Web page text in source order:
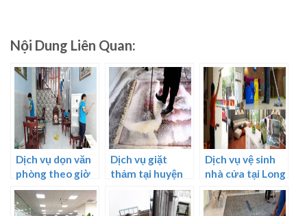
Nội Dung Liên Quan:
Dịch vụ dọn văn
phòng theo giờ
Hà Nội
Dịch vụ giặt
thảm tại huyện
Củ Chi – Cam
kết sạch 100%
Dịch vụ vệ sinh
nhà cửa tại Long
An